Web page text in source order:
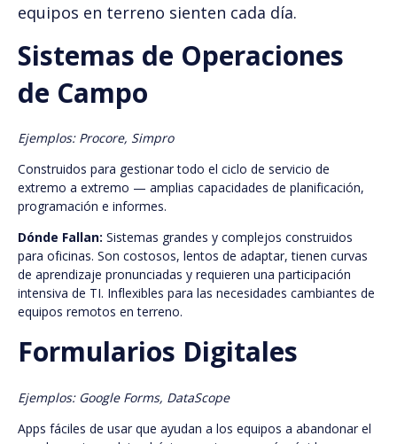
equipos en terreno sienten cada día.
Sistemas de Operaciones
de Campo
Ejemplos: Procore, Simpro
Construidos para gestionar todo el ciclo de servicio de
extremo a extremo — amplias capacidades de planificación,
programación e informes.
Dónde Fallan: Sistemas grandes y complejos construidos
para oficinas. Son costosos, lentos de adaptar, tienen curvas
de aprendizaje pronunciadas y requieren una participación
intensiva de TI. Inflexibles para las necesidades cambiantes de
equipos remotos en terreno.
Formularios Digitales
Ejemplos: Google Forms, DataScope
Apps fáciles de usar que ayudan a los equipos a abandonar el